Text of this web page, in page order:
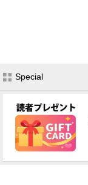
Special